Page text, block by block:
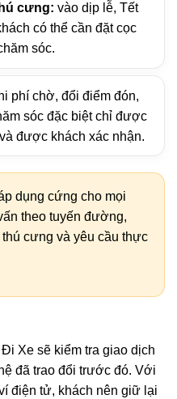
cưng: vào dịp lễ, Tết
có thể cần đặt cọc
sóc.
phí chờ, đổi điểm đón,
sóc đặc biệt chỉ được
được khách xác nhận.
dụng cứng cho mọi
theo tuyến đường,
cưng và yêu cầu thực
Xe sẽ kiểm tra giao dịch
đã trao đổi trước đó. Với
điện tử, khách nên giữ lại